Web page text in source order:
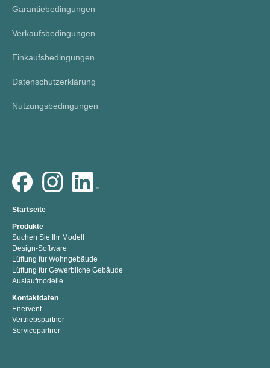
Garantiebedingungen
Verkaufsbedingungen
Einkaufsbedingungen
Datenschutzerklärung
Nutzungsbedingungen
Startseite
Produkte
Suchen Sie Ihr Modell
Design-Software
Lüftung für Wohngebäude
Lüftung für Gewerbliche Gebäude
Auslaufmodelle
Kontaktdaten
Enervent
Vertriebspartner
Servicepartner